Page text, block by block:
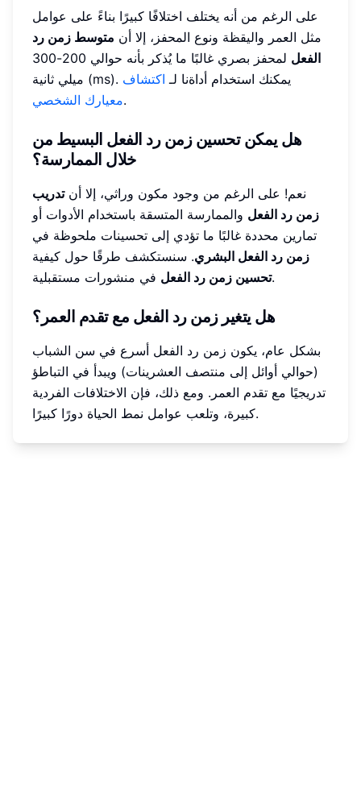
على الرغم من أنه يختلف اختلافًا كبيرًا بناءً على عوامل
مثل العمر واليقظة ونوع المحفز، إلا أن متوسط زمن رد
الفعل
لمحفز بصري غالبًا ما يُذكر بأنه حوالي 200-300
ميلي ثانية (ms). يمكنك استخدام أداةنا لـ اكتشاف
معيارك الشخصي.
هل يمكن تحسين زمن رد الفعل البسيط من
خلال الممارسة؟
نعم! على الرغم من وجود مكون وراثي، إلا أنتدريب
زمن رد الفعل والممارسة المتسقة باستخدام الأدوات أو
تمارين محددة غالبًا ما تؤدي إلى تحسينات ملحوظة في
زمن رد الفعل البشري. سنستكشف طرقًا حول كيفية
تحسين زمن رد الفعلفي منشورات مستقبلية.
هل يتغير زمن رد الفعل مع تقدم العمر؟
بشكل عام، يكون زمن رد الفعل أسرع في سن الشباب
(حوالي أوائل إلى منتصف العشرينات) ويبدأ في التباطؤ
تدريجيًا مع تقدم العمر. ومع ذلك، فإن الاختلافات الفردية
كبيرة، وتلعب عوامل نمط الحياة دورًا كبيرًا.